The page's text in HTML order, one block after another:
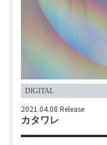
DIGITAL
2021.04.08 Release
カタワレ